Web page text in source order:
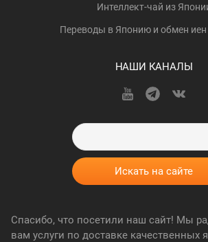
Интеллект-чай из
Переводы в Японию и обмен иен
НАШИ КАНАЛЫ
Спасибо, что посетили наш сайт! Мы
вам услуги по доставке качественных